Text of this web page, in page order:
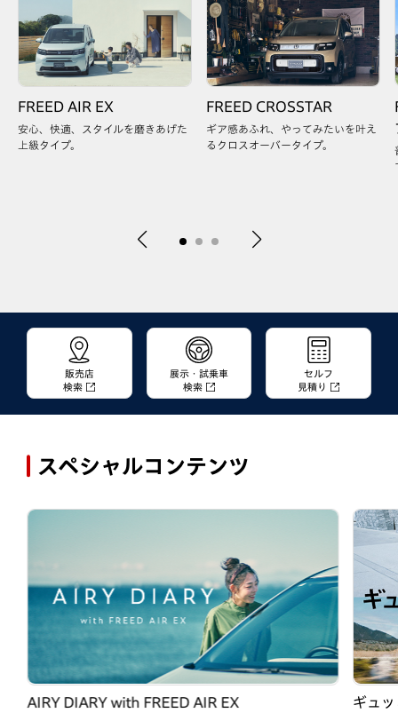
FREED AIR EX
安心、快適、スタイルを磨きあげた
上級タイプ。
FREED CROSSTAR
ギア感あふれ、やってみたいを叶え
るクロスオーバータイプ。
販売店
検索
展示・試乗車
検索
セルフ
見積り
スペシャルコンテンツ
AIRY DIARY with FREED AIR EX ギュ